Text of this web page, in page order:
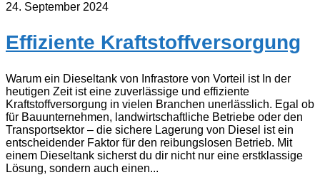
24. September 2024
Effiziente Kraftstoffversorgung
Warum ein Dieseltank von Infrastore von Vorteil ist In der
heutigen Zeit ist eine zuverlässige und effiziente
Kraftstoffversorgung in vielen Branchen unerlässlich. Egal ob
für Bauunternehmen, landwirtschaftliche Betriebe oder den
Transportsektor – die sichere Lagerung von Diesel ist ein
entscheidender Faktor für den reibungslosen Betrieb. Mit
einem Dieseltank sicherst du dir nicht nur eine erstklassige
Lösung, sondern auch einen...